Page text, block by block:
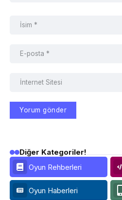
Diğer Kategoriler!
Oyun Rehberleri
Oyun Haberleri